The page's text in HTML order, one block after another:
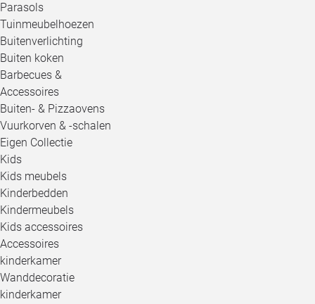
Parasols
Tuinmeubelhoezen
Buitenverlichting
Buiten koken
Barbecues &
Accessoires
Buiten- & Pizzaovens
Vuurkorven & -schalen
Eigen Collectie
Kids
Kids meubels
Kinderbedden
Kindermeubels
Kids accessoires
Accessoires
kinderkamer
Wanddecoratie
kinderkamer